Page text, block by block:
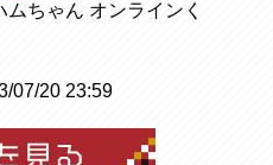
ちゃん オンラインく
07/20 23:59